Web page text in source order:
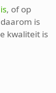
, of op
is
kwaliteit is